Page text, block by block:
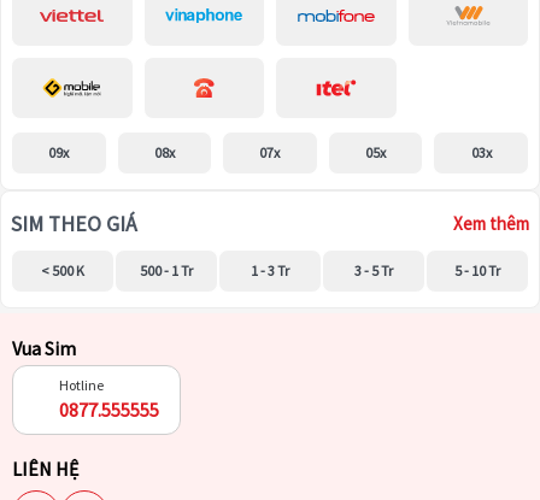
09x 08x 07x 05x 03x
SIM THEO GIÁ Xem thêm
< 500 K 500 - 1 Tr 1 - 3 Tr 3 - 5 Tr 5 - 10 Tr
Vua Sim
Hotline
0877.555555
LIÊN HỆ